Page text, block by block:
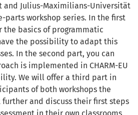
and Julius-Maximilians-Universität
parts workshop series. In the first
the basics of programmatic
the possibility to adapt this
In the second part, you can
is implemented in CHARM-EU
We will offer a third part in
of both workshops the
and discuss their first steps